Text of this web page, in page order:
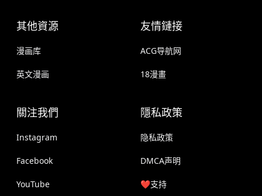
其他資源
漫画库
英文漫画
友情鏈接
ACG导航网
18漫畫
關注我們
Instagram
Facebook
YouTube
隱私政策
隐私政策
DMCA声明
❤️支持